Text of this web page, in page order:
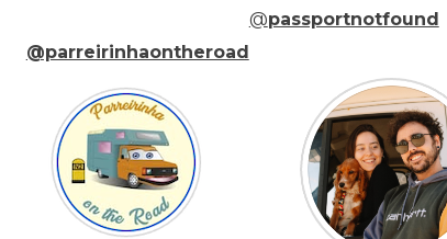
@parreirinhaontheroad
@passportnotfound